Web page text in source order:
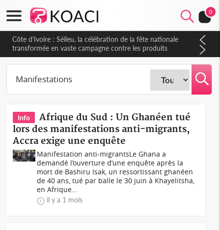
0
Côte d'Ivoire : Séileu, la célébration de la fête nationale
transformée en vaste campagne contre les produits
dépigmentants dangereux
Info
Afrique du Sud : Un Ghanéen tué
lors des manifestations anti-migrants,
Accra exige une enquête
Manifestation anti-migrantsLe Ghana a
demandé l’ouverture d’une enquête après la
mort de Bashiru Isak, un ressortissant ghanéen
de 40 ans, tué par balle le 30 juin à Khayelitsha,
en Afrique...
il y a 1 mois